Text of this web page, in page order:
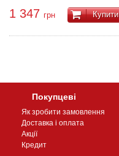
1 347 грн Купити
Покупцеві
Як зробити замовлення
Доставка і оплата
Акції
Кредит